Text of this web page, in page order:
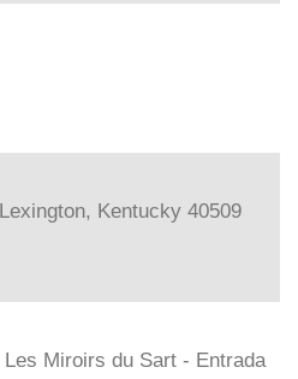
Kentucky 40509
Miroirs du Sart - Entrada